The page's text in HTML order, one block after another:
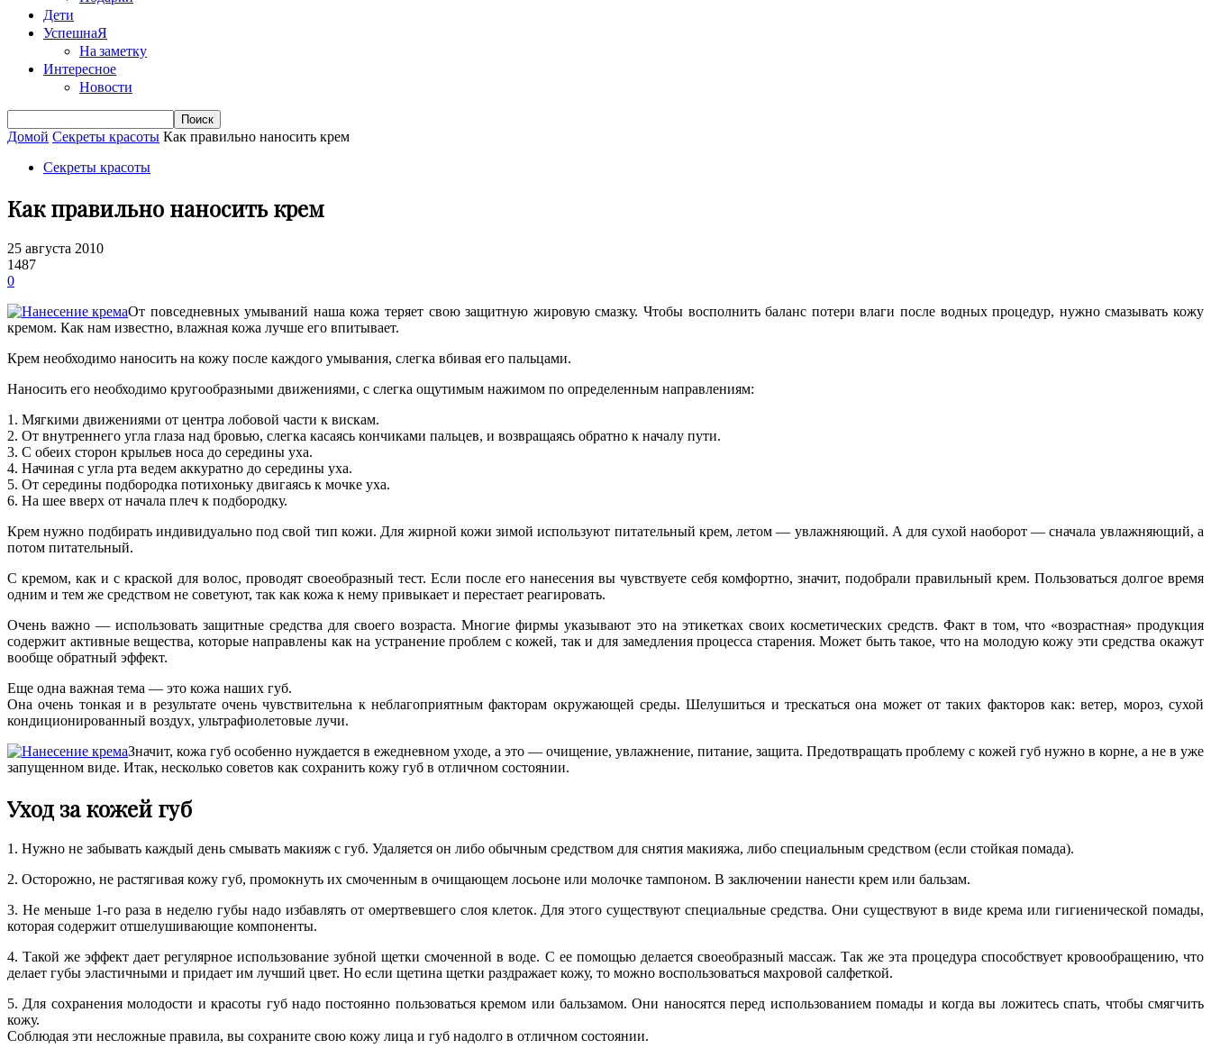
Дети
УспешнаЯ
На заметку
Интересное
Новости
Домой Секреты красоты Как правильно наносить крем
Секреты красоты
Как правильно наносить крем
25 августа 2010
1487
0
От повседневных умываний наша кожа теряет свою защитную жировую смазку. Чтобы восполнить баланс потери влаги после водных процедур, нужно смазывать кожу
кремом. Как нам известно, влажная кожа лучше его впитывает.
Крем необходимо наносить на кожу после каждого умывания, слегка вбивая его пальцами.
Наносить его необходимо кругообразными движениями, с слегка ощутимым нажимом по определенным направлениям:
1. Мягкими движениями от центра лобовой части к вискам.
2. От внутреннего угла глаза над бровью, слегка касаясь кончиками пальцев, и возвращаясь обратно к началу пути.
3. С обеих сторон крыльев носа до середины уха.
4. Начиная с угла рта ведем аккуратно до середины уха.
5. От середины подбородка потихоньку двигаясь к мочке уха.
6. На шее вверх от начала плеч к подбородку.
Крем нужно подбирать индивидуально под свой тип кожи. Для жирной кожи зимой используют питательный крем, летом — увлажняющий. А для сухой наоборот — сначала увлажняющий, а
потом питательный.
С кремом, как и с краской для волос, проводят своеобразный тест. Если после его нанесения вы чувствуете себя комфортно, значит, подобрали правильный крем. Пользоваться долгое время
одним и тем же средством не советуют, так как кожа к нему привыкает и перестает реагировать.
Очень важно — использовать защитные средства для своего возраста. Многие фирмы указывают это на этикетках своих косметических средств. Факт в том, что «возрастная» продукция
содержит активные вещества, которые направлены как на устранение проблем с кожей, так и для замедления процесса старения. Может быть такое, что на молодую кожу эти средства окажут
вообще обратный эффект.
Еще одна важная тема — это кожа наших губ.
Она очень тонкая и в результате очень чувствительна к неблагоприятным факторам окружающей среды. Шелушиться и трескаться она может от таких факторов как: ветер, мороз, сухой
кондиционированный воздух, ультрафиолетовые лучи.
Значит, кожа губ особенно нуждается в ежедневном уходе, а это — очищение, увлажнение, питание, защита. Предотвращать проблему с кожей губ нужно в корне, а не в уже
запущенном виде. Итак, несколько советов как сохранить кожу губ в отличном состоянии.
Уход за кожей губ
1. Нужно не забывать каждый день смывать макияж с губ. Удаляется он либо обычным средством для снятия макияжа, либо специальным средством (если стойкая помада).
2. Осторожно, не растягивая кожу губ, промокнуть их смоченным в очищающем лосьоне или молочке тампоном. В заключении нанести крем или бальзам.
3. Не меньше 1-го раза в неделю губы надо избавлять от омертвевшего слоя клеток. Для этого существуют специальные средства. Они существуют в виде крема или гигиенической помады,
которая содержит отшелушивающие компоненты.
4. Такой же эффект дает регулярное использование зубной щетки смоченной в воде. С ее помощью делается своеобразный массаж. Так же эта процедура способствует кровообращению, что
делает губы эластичными и придает им лучший цвет. Но если щетина щетки раздражает кожу, то можно воспользоваться махровой салфеткой.
5. Для сохранения молодости и красоты губ надо постоянно пользоваться кремом или бальзамом. Они наносятся перед использованием помады и когда вы ложитесь спать, чтобы смягчить
кожу.
Соблюдая эти несложные правила, вы сохраните свою кожу лица и губ надолго в отличном состоянии.